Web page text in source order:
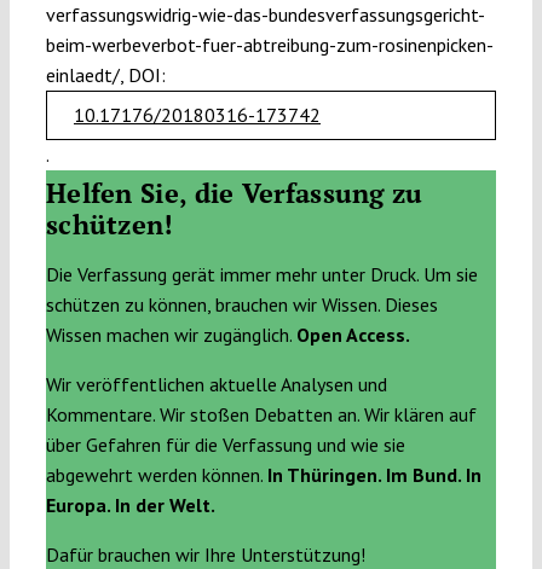
verfassungswidrig-wie-das-bundesverfassungsgericht-
beim-werbeverbot-fuer-abtreibung-zum-rosinenpicken-
einlaedt/, DOI:
10.17176/20180316-173742
.
Helfen Sie, die Verfassung zu
schützen!
Die Verfassung gerät immer mehr unter Druck. Um sie
schützen zu können, brauchen wir Wissen. Dieses
Wissen machen wir zugänglich. Open Access.
Wir veröffentlichen aktuelle Analysen und
Kommentare. Wir stoßen Debatten an. Wir klären auf
über Gefahren für die Verfassung und wie sie
abgewehrt werden können. In Thüringen. Im Bund. In
Europa. In der Welt.
Dafür brauchen wir Ihre Unterstützung!